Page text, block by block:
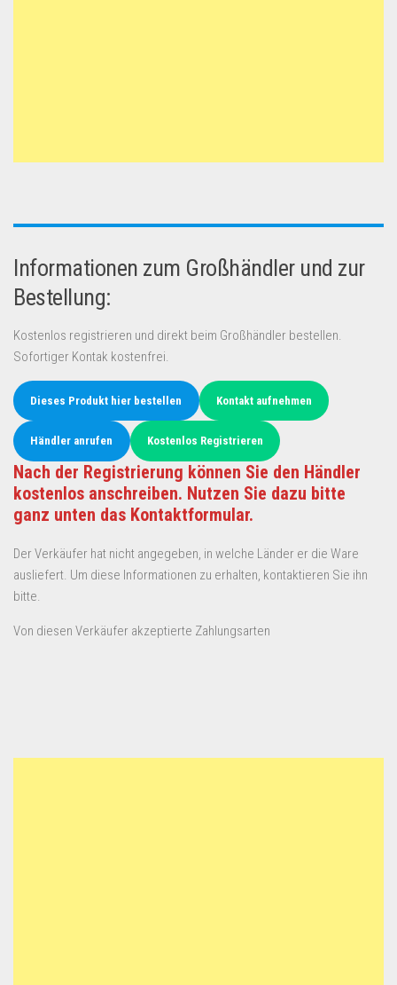
Informationen zum Großhändler und zur
Bestellung:
Kostenlos registrieren und direkt beim Großhändler bestellen.
Sofortiger Kontak kostenfrei.
Dieses Produkt hier bestellen Kontakt aufnehmen
Händler anrufen Kostenlos Registrieren
Nach der Registrierung können Sie den Händler
kostenlos anschreiben. Nutzen Sie dazu bitte
ganz unten das Kontaktformular.
Der Verkäufer hat nicht angegeben, in welche Länder er die Ware
ausliefert. Um diese Informationen zu erhalten, kontaktieren Sie ihn
bitte.
Von diesen Verkäufer akzeptierte Zahlungsarten